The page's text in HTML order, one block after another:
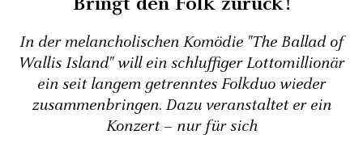
In der melancholischen Komödie "The Ballad of
Wallis Island" will ein schluffiger Lottomillionär
ein seit langem getrenntes Folkduo wieder
zusammenbringen. Dazu veranstaltet er ein
Konzert – nur für sich